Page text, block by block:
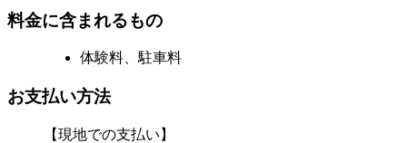
料金に含まれるもの
体験料、駐車料
お支払い方法
【現地での支払い】